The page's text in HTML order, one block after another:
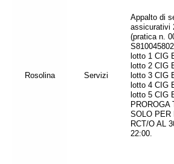
Rosolina Servizi
Appalto di
assicurativi
(pratica n.
lotto 1 CIG
lotto 2 CIG
lotto 3 CIG
lotto 4 CIG
lotto 5 CIG
PROROGA
SOLO PER
RCT/O AL
22:00.